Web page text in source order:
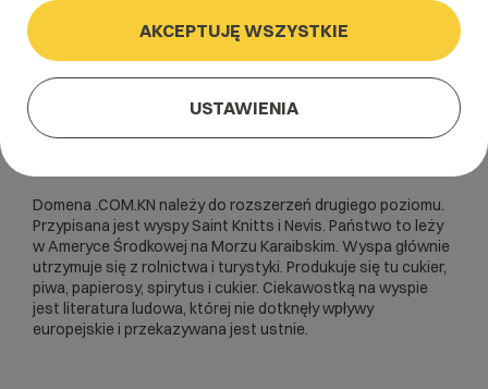
Domena .COM.KN należy do rozszerzeń drugiego poziomu.
Przypisana jest wyspy Saint Knitts i Nevis. Państwo to leży
w Ameryce Środkowej na Morzu Karaibskim. Wyspa głównie
utrzymuje się z rolnictwa i turystyki. Produkuje się tu cukier,
piwa, papierosy, spirytus i cukier. Ciekawostką na wyspie
jest literatura ludowa, której nie dotknęły wpływy
europejskie i przekazywana jest ustnie.
AKCEPTUJĘ WSZYSTKIE
USTAWIENIA